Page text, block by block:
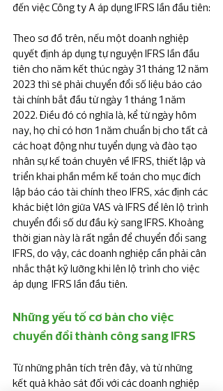
đến việc Công ty A áp dụng IFRS lần đầu tiên:
Theo sơ đồ trên, nếu một doanh nghiệp
quyết định áp dụng tự nguyện IFRS lần đầu
tiên cho năm kết thúc ngày 31 tháng 12 năm
2023 thì sẽ phải chuyển đổi số liệu báo cáo
tài chính bắt đầu từ ngày 1 tháng 1 năm
2022. Điều đó có nghĩa là, kể từ ngày hôm
nay, họ chỉ có hơn 1 năm chuẩn bị cho tất cả
các hoạt động như tuyển dụng và đào tạo
nhân sự kế toán chuyên về IFRS, thiết lập và
triển khai phần mềm kế toán cho mục đích
lập báo cáo tài chính theo IFRS, xác định các
khác biệt lớn giữa VAS và IFRS để lên lộ trình
chuyển đổi số dư đầu kỳ sang IFRS. Khoảng
thời gian này là rất ngắn để chuyển đổi sang
IFRS, do vậy, các doanh nghiệp cần phải cân
nhắc thật kỹ lưỡng khi lên lộ trình cho việc
áp dụng  IFRS lần đầu tiên.
Những yếu tố cơ bản cho việc
chuyển đổi thành công sang IFRS
Từ những phân tích trên đây, và từ những
kết quả khảo sát đối với các doanh nghiệp